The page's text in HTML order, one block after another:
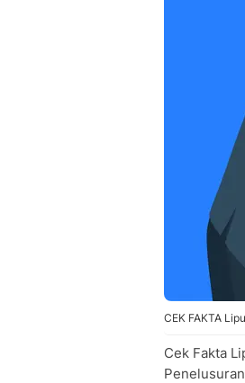
CEK FAKTA
Cek Fakta